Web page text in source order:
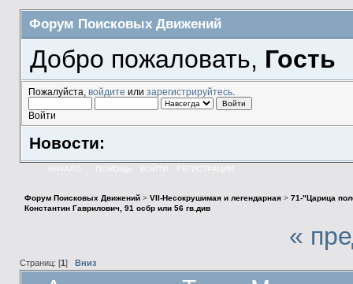
Форум Поисковых Движений
Добро пожаловать, Гость
Пожалуйста, войдите или зарегистрируйтесь.
Войти
Новости:
НАЧАЛО ПОМОЩЬ ВОЙТИ РЕГИСТРАЦИЯ
Форум Поисковых Движений> VII-Несокрушимая и легендарная> 71-"Царица
Константин Гаврилович, 91 осбр или 56 гв.див
«
Страниц: [1 ] Вниз